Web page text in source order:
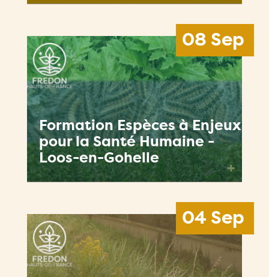
04 Sep
Formation Espèces à Enjeux
pour la Santé Humaine -
Loos-en-Gohelle
08 Sep
+